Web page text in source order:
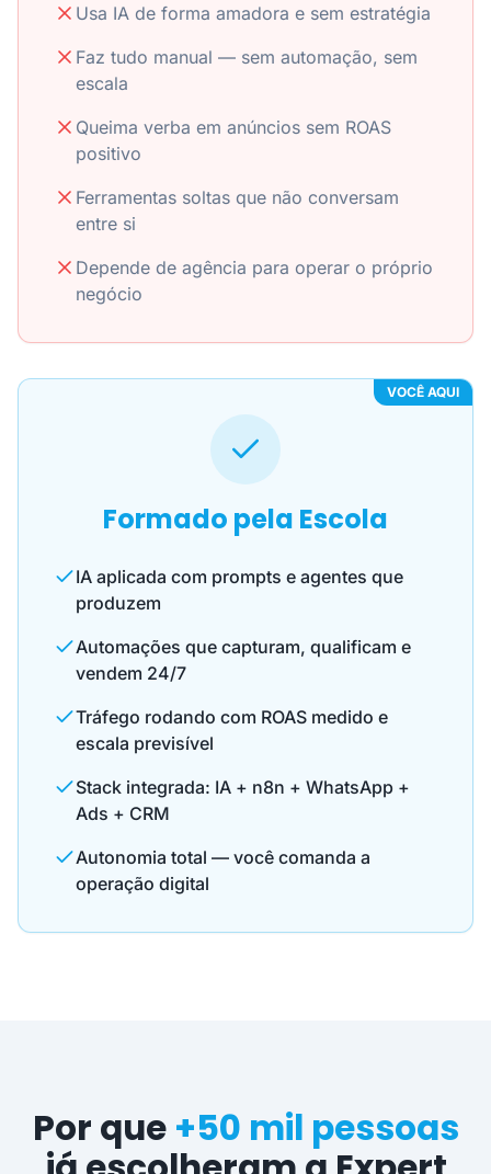
Usa IA de forma amadora e sem estratégia
Faz tudo manual — sem automação, sem
escala
Queima verba em anúncios sem ROAS
positivo
Ferramentas soltas que não conversam
entre si
Depende de agência para operar o próprio
negócio
VOCÊ AQUI
Formado pela Escola
IA aplicada com prompts e agentes que
produzem
Automações que capturam, qualificam e
vendem 24/7
Tráfego rodando com ROAS medido e
escala previsível
Stack integrada: IA + n8n + WhatsApp +
Ads + CRM
Autonomia total — você comanda a
operação digital
Por que +50 mil pessoas